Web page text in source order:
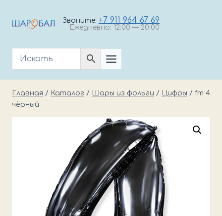
Звоните: +7 911 964 67 69
Ежедневно: 12:00 — 20:00
Главная / Каталог / Шары из фольги / Цифры / fm 4
чёрный